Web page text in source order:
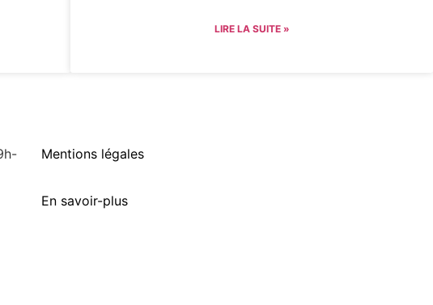
LIRE LA SUITE »
Mentions légales
En savoir-plus